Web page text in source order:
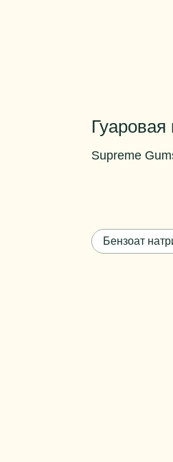
Supreme
1%
Вязкость в
Бензоат